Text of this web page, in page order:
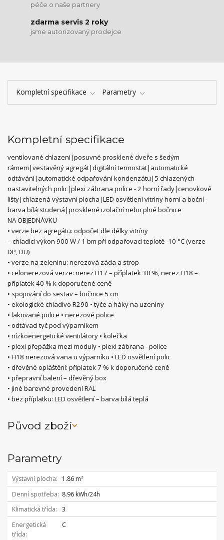
péče o naše partnery
zdarma servis 2 roky
jsme autorizovaný prodejce
Kompletní specifikace Parametry
Kompletní specifikace
ventilované chlazení|posuvné prosklené dveře s šedým
rámem|vestavěný agregát|digitální termostat|automatické
odtávání|automatické odpařování kondenzátu|5 chlazených
nastavitelných polic|plexi zábrana police - 2 horní řady|cenovkové
lišty|chlazená výstavní plocha|LED osvětlení vitríny horní a boční -
barva bílá studená|prosklené izolační nebo plné bočnice
NA OBJEDNÁVKU
• verze bez agregátu: odpočet dle délky vitríny
– chladicí výkon 900 W / 1 bm při odpařovací teplotě -10 °C (verze
DP, DU)
• verze na zeleninu: nerezová záda a strop
• celonerezová verze: nerez H17 – příplatek 30 %, nerez H18 –
příplatek 40 % k doporučené ceně
• spojování do sestav – bočnice 5 cm
• ekologické chladivo R290 • tyče a háky na uzeniny
• lakované police • nerezové police
• odtávací tyč pod výparníkem
• nízkoenergetické ventilátory • kolečka
• plexi přepážka mezi moduly • plexi zábrana - police
• H18 nerezová vana u výparníku • LED osvětlení polic
• dřevěné opláštění: příplatek 7 % k doporučené ceně
• přepravní balení – dřevěný box
• jiné barevné provedení RAL
• bez příplatku: LED osvětlení – barva bílá teplá
Původ zboží
Parametry
Výstavní plocha
1.86 m²
Denní spotřeba
8.96 kWh/24h
Klimatická třída
3
Energetická
třída
C